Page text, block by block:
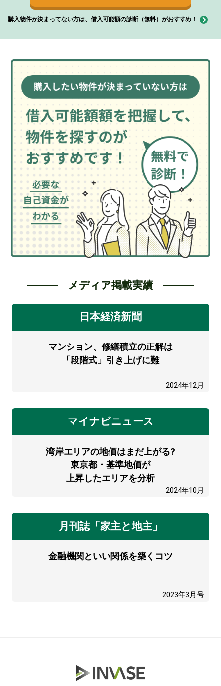
購入物件が決まってない方は、借入可能額の診断（無料）がおすすめ！
メディア掲載実績
日本経済新聞
マンション、修繕積立の正解は
「段階式」引き上げに難
2024年12月
マイナビニュース
湾岸エリアの地価はまだ上がる?
東京都・基準地価が
上昇したエリアを分析
2024年10月
月刊誌「家主と地主」
金融機関といい関係を築くコツ
2023年3月号